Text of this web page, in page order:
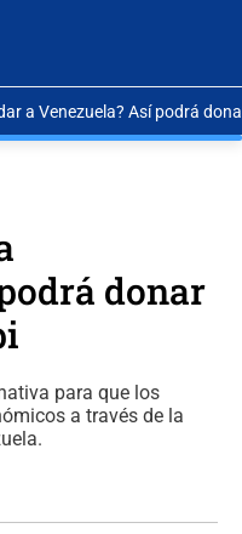
a Venezuela? Así podrá
donar
para que los
a través de la